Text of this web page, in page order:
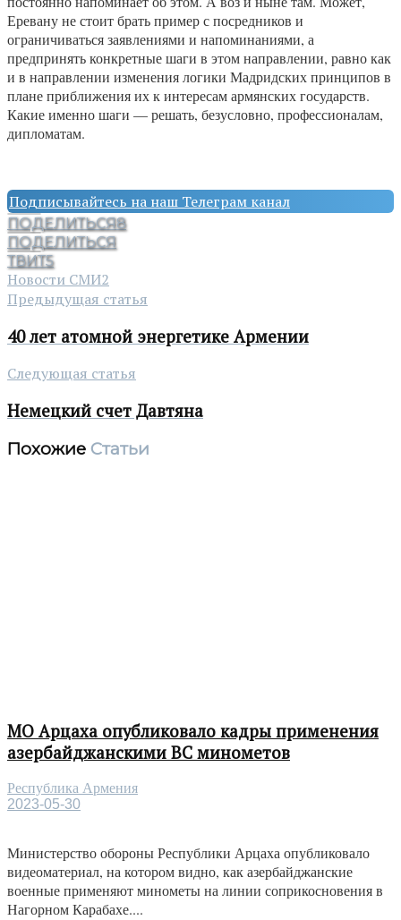
Еревану не стоит брать пример с посредников и
ограничиваться заявлениями и напоминаниями, а
предпринять конкретные шаги в этом направлении, равно как
и в направлении изменения логики Мадридских принципов в
плане приближения их к интересам армянских государств.
Какие именно шаги — решать, безусловно, профессионалам,
дипломатам.
Подписывайтесь на наш Телеграм канал
ПОДЕЛИТЬСЯ8
ПОДЕЛИТЬСЯ
ТВИТ5
Новости СМИ2
Предыдущая статья
40 лет атомной энергетике Армении
Следующая статья
Немецкий счет Давтяна
Похожие Статьи
МО Арцаха опубликовало кадры применения
азербайджанскими ВС минометов
Республика Армения
2023-05-30
Министерство обороны Республики Арцаха опубликовало
видеоматериал, на котором видно, как азербайджанские
военные применяют минометы на линии соприкосновения в
Нагорном Карабахе....